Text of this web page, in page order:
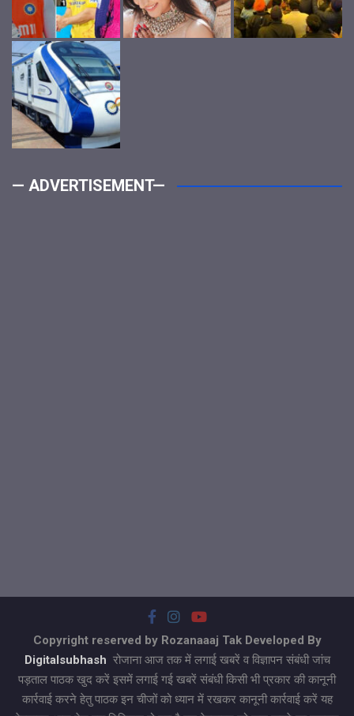
— ADVERTISEMENT—
Copyright reserved by Rozanaaaj Tak Developed By
Digitalsubhash रोजाना आज तक में लगाई खबरें व विज्ञापन संबंधी जांच
पड़ताल पाठक खुद करें इसमें लगाई गई खबरें संबंधी किसी भी प्रकार की कानूनी
कार्रवाई करने हेतु पाठक इन चीजों को ध्यान में रखकर कानूनी कार्रवाई करें यह